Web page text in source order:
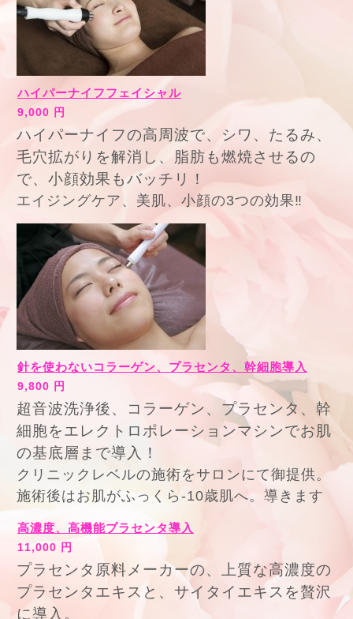
ハイパーナイフフェイシャル
9,000 円
ハイパーナイフの高周波で、シワ、たるみ、
毛穴拡がりを解消し、脂肪も燃焼させるの
で、小顔効果もバッチリ！
エイジングケア、美肌、小顔の3つの効果‼︎
針を使わないコラーゲン、プラセンタ、幹細胞導入
9,800 円
超音波洗浄後、コラーゲン、プラセンタ、幹
細胞をエレクトロポレーションマシンでお肌
の基底層まで導入！
クリニックレベルの施術をサロンにて御提供。
施術後はお肌がふっくら-10歳肌へ。 導きます
高濃度、高機能プラセンタ導入
11,000 円
プラセンタ原料メーカーの、上質な高濃度の
プラセンタエキスと、サイタイエキスを贅沢
に導入。